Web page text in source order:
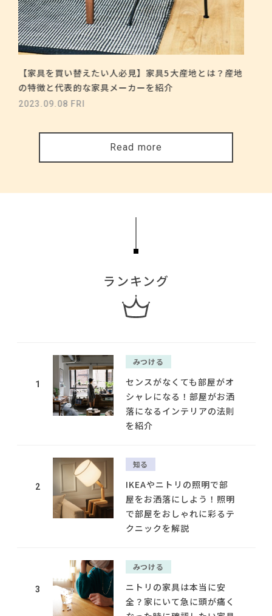
【家具を買い替えたい人必見】家具5大産地とは？産地
の特徴と代表的な家具メーカーを紹介
2023.09.08 FRI
Read more
ランキング
1
みつける
センスがなくても部屋がオ
シャレになる！部屋がお洒
落になるインテリアの法則
を紹介
2
知る
IKEAやニトリの照明で部
屋をお洒落にしよう！照明
で部屋をおしゃれに彩るテ
クニックを解説
3
みつける
ニトリの家具は本当に安
全？家にいて急に頭が痛く